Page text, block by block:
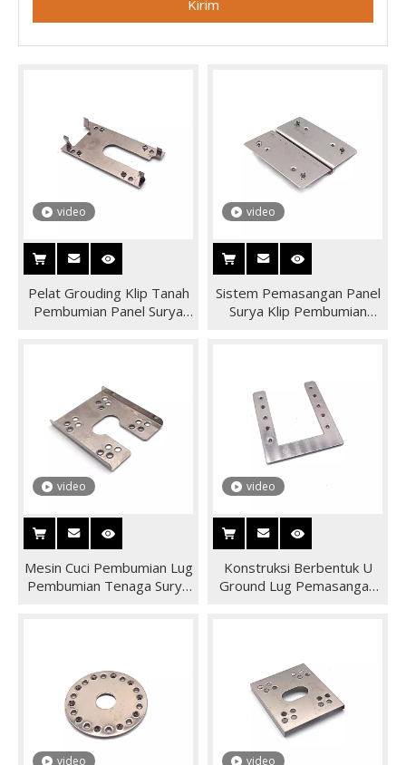
Kirim
video
Pelat Grouding Klip Tanah
Pembumian Panel Surya
video
Sistem Pemasangan Panel
Surya Klip Pembumian
video
Mesin Cuci Pembumian Lug
Pembumian Tenaga Surya
video
Konstruksi Berbentuk U
Ground Lug Pemasangan
video video